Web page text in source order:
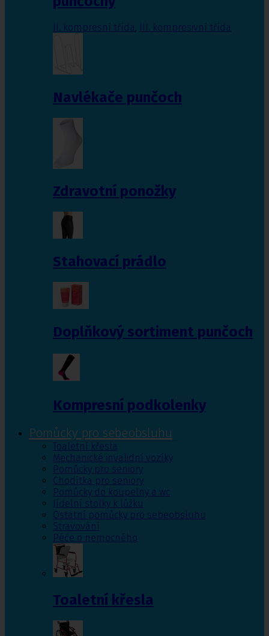
II. kompresní třída III. kompresivní třída
Navlékače punčoch
Zdravotní ponožky
Stahovací prádlo
Doplňkový sortiment punčoch
Kompresní podkolenky
Pomůcky pro sebeobsluhu
Toaletní křesla
Mechanické invalidní vozíky
Pomůcky pro seniory
Chodítka pro seniory
Pomůcky do koupelny a wc
Jídelní stolky k lůžku
Ostatní pomůcky pro sebeobsluhu
Stravování
Péče o nemocného
Toaletní křesla